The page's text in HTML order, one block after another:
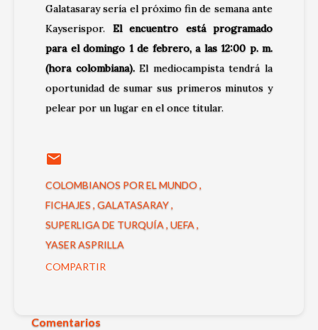
Galatasaray sería el próximo fin de semana ante
Kayserispor. El encuentro está programado
para el domingo 1 de febrero, a las 12:00 p. m.
(hora colombiana).El mediocampista tendrá la
oportunidad de sumar sus primeros minutos y
pelear por un lugar en el once titular.
COLOMBIANOS POR EL MUNDO
FICHAJES GALATASARAY
SUPERLIGA DE TURQUÍA UEFA
YASER ASPRILLA
COMPARTIR
Comentarios